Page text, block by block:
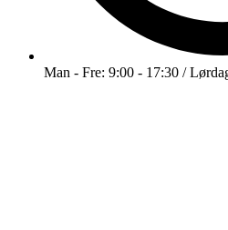
Man - Fre: 9:00 - 17:30 /